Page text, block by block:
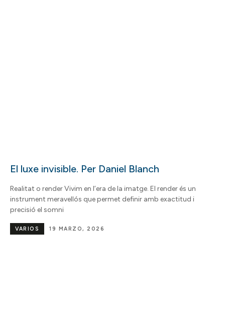
El luxe invisible. Per Daniel Blanch
Realitat o render Vivim en l’era de la imatge. El render és un
instrument meravellós que permet definir amb exactitud i
precisió el somni
19 MARZO, 2026
VARIOS